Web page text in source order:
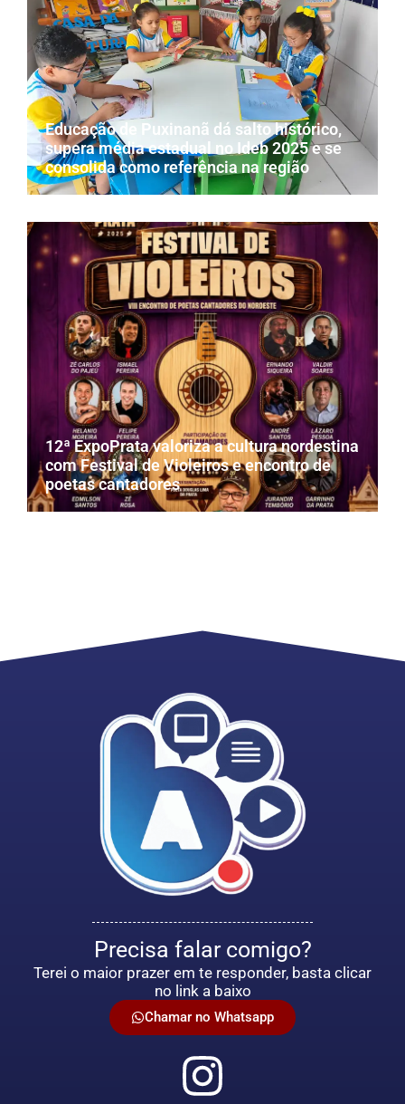
Educação de Puxinanã dá salto histórico,
supera média estadual no Ideb 2025 e se
consolida como referência na região
12ª ExpoPrata valoriza a cultura nordestina
com Festival de Violeiros e encontro de
poetas cantadores
Precisa falar comigo?
Terei o maior prazer em te responder, basta clicar
no link a baixo
Chamar no Whatsapp